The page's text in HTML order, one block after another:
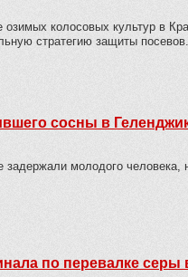
озимых колосовых культур в
стратегию защиты посевов.
сосны в
задержали молодого человека,
по перевалке